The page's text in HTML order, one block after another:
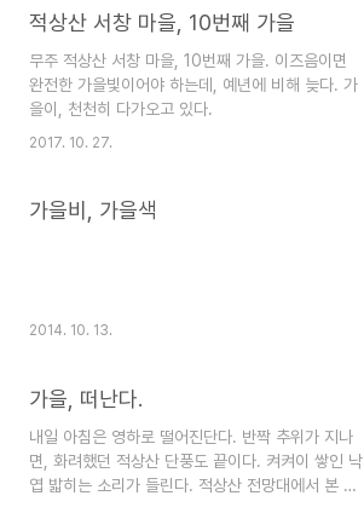
걸음 권역센터..
단풍이 지금 딱 보기 좋습니다. 주소 : 전북 무주군
적상산 서창 마을, 10번째 가을
무주 적상산 서창 마을, 10번째 가을. 이즈음이면
완전한 가을빛이어야 하는데, 예년에 비해 늦다. 가
을이, 천천히 다가오고 있다.
2017. 10. 27.
가을비, 가을색
2014. 10. 13.
가을, 떠난다.
내일 아침은 영하로 떨어진단다. 반짝 추위가 지나
면, 화려했던 적상산 단풍도 끝이다. 켜켜이 쌓인 낙
엽 밟히는 소리가 들린다. 적상산 전망대에서 본 풍